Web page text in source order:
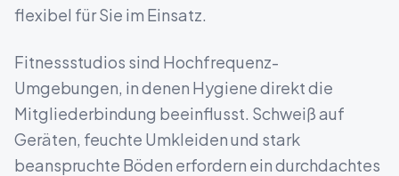
flexibel für Sie im Einsatz.
Fitnessstudios sind Hochfrequenz-
Umgebungen, in denen Hygiene direkt die
Mitgliederbindung beeinflusst. Schweiß auf
Geräten, feuchte Umkleiden und stark
beanspruchte Böden erfordern ein durchdachtes